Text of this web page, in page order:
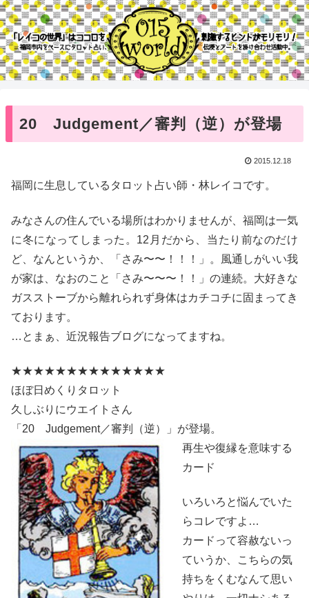
20 Judgement／審判（逆）が登場
2015.12.18
福岡に生息しているタロット占い師・林レイコです。
みなさんの住んでいる場所はわかりませんが、福岡は一気
に冬になってしまった。12月だから、当たり前なのだけ
ど、なんというか、「さみ〜〜！！！」。風通しがいい我
が家は、なおのこと「さみ〜〜〜！！」の連続。大好きな
ガスストーブから離れられず身体はカチコチに固まってき
ております。
…とまぁ、近況報告ブログになってますね。
★★★★★★★★★★★★★★
ほぼ日めくりタロット
久しぶりにウエイトさん
「20 Judgement／審判（逆）」が登場。
再生や復縁を意味する
カード
いろいろと悩んでいた
らコレですよ…
カードって容赦ないっ
ていうか、こちらの気
持ちをくむなんて思い